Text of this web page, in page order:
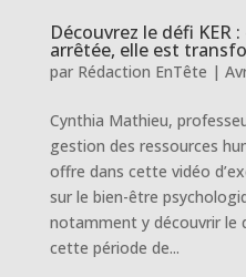
Découvrez le défi KER :
arrêtée, elle est
par Rédaction EnTête |
Cynthia Mathieu,
gestion des ressources
offre dans cette vidéo
sur le bien-être
notamment y découvrir le
cette période de...